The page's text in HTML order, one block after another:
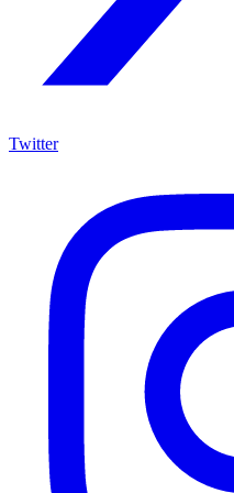
Twitter